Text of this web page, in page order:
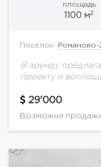
площадь
1100 м2
Посёлок: Романово-
В аренду
проекту и
материалы:
выполнена из
29'000
Возможна